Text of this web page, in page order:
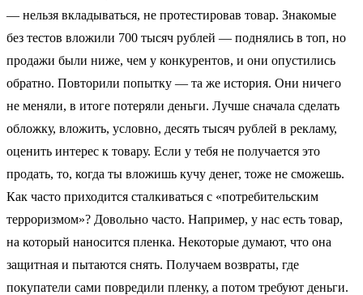
— нельзя вкладываться, не протестировав товар. Знакомые
без тестов вложили 700 тысяч рублей — поднялись в топ, но
продажи были ниже, чем у конкурентов, и они опустились
обратно. Повторили попытку — та же история. Они ничего
не меняли, в итоге потеряли деньги. Лучше сначала сделать
обложку, вложить, условно, десять тысяч рублей в рекламу,
оценить интерес к товару. Если у тебя не получается это
продать, то, когда ты вложишь кучу денег, тоже не сможешь.
Как часто приходится сталкиваться с «потребительским
терроризмом»? Довольно часто. Например, у нас есть товар,
на который наносится пленка. Некоторые думают, что она
защитная и пытаются снять. Получаем возвраты, где
покупатели сами повредили пленку, а потом требуют деньги.